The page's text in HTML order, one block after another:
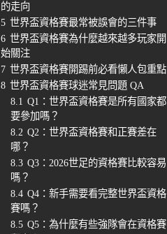
的走向
5 世界盃資格賽最常被誤會的三件事
6 世界盃資格賽為什麼越來越多玩家開
始關注
7 世界盃資格賽開踢前必看懶人包重點
8 世界盃資格賽球迷常見問題 QA
8.1 Q1：世界盃資格賽是所有國家都
要參加嗎？
8.2 Q2：世界盃資格賽和正賽差在
哪？
8.3 Q3：2026世足的資格賽比較容易
嗎？
8.4 Q4：新手需要看完整世界盃資格
賽嗎？
8.5 Q5：為什麼有些強隊會在資格賽